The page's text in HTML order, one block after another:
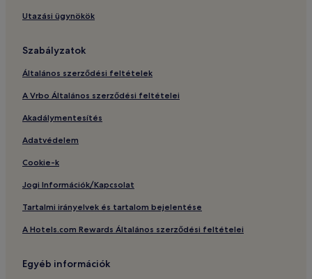
Utazási ügynökök
Szabályzatok
Általános szerződési feltételek
A Vrbo Általános szerződési feltételei
Akadálymentesítés
Adatvédelem
Cookie-k
Jogi Információk/Kapcsolat
Tartalmi irányelvek és tartalom bejelentése
A Hotels.com Rewards Általános szerződési feltételei
Egyéb információk